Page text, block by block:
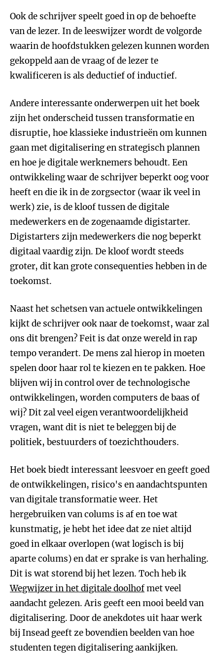
Ook de schrijver speelt goed in op de behoefte
van de lezer. In de leeswijzer wordt de volgorde
waarin de hoofdstukken gelezen kunnen worden
gekoppeld aan de vraag of de lezer te
kwalificeren is als deductief of inductief.
Andere interessante onderwerpen uit het boek
zijn het onderscheid tussen transformatie en
disruptie, hoe klassieke industrieën om kunnen
gaan met digitalisering en strategisch plannen
en hoe je digitale werknemers behoudt. Een
ontwikkeling waar de schrijver beperkt oog voor
heeft en die ik in de zorgsector (waar ik veel in
werk) zie, is de kloof tussen de digitale
medewerkers en de zogenaamde digistarter.
Digistarters zijn medewerkers die nog beperkt
digitaal vaardig zijn. De kloof wordt steeds
groter, dit kan grote consequenties hebben in de
toekomst.
Naast het schetsen van actuele ontwikkelingen
kijkt de schrijver ook naar de toekomst, waar zal
ons dit brengen? Feit is dat onze wereld in rap
tempo verandert. De mens zal hierop in moeten
spelen door haar rol te kiezen en te pakken. Hoe
blijven wij in control over de technologische
ontwikkelingen, worden computers de baas of
wij? Dit zal veel eigen verantwoordelijkheid
vragen, want dit is niet te beleggen bij de
politiek, bestuurders of toezichthouders.
Het boek biedt interessant leesvoer en geeft goed
de ontwikkelingen, risico's en aandachtspunten
van digitale transformatie weer. Het
hergebruiken van colums is af en toe wat
kunstmatig, je hebt het idee dat ze niet altijd
goed in elkaar overlopen (wat logisch is bij
aparte colums) en dat er sprake is van herhaling.
Dit is wat storend bij het lezen. Toch heb ik
Wegwijzer in het digitale doolhofmet veel
aandacht gelezen. Aris geeft een mooi beeld van
digitalisering. Door de anekdotes uit haar werk
bij Insead geeft ze bovendien beelden van hoe
studenten tegen digitalisering aankijken.